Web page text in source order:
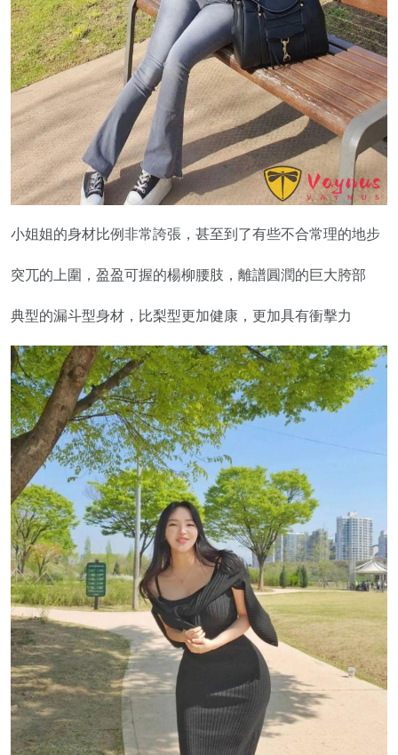
小姐姐的身材比例非常誇張，甚至到了有些不合常理的地步
突兀的上圍，盈盈可握的楊柳腰肢，離譜圓潤的巨大胯部
典型的漏斗型身材，比梨型更加健康，更加具有衝擊力